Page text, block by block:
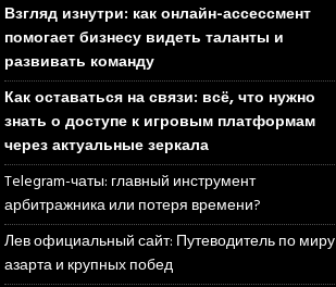
Взгляд изнутри: как онлайн-ассессмент
помогает бизнесу видеть таланты и
развивать команду
Как оставаться на связи: всё, что нужно
знать о доступе к игровым платформам
через актуальные зеркала
Telegram-чаты: главный инструмент
арбитражника или потеря времени?
Лев официальный сайт: Путеводитель по миру
азарта и крупных побед